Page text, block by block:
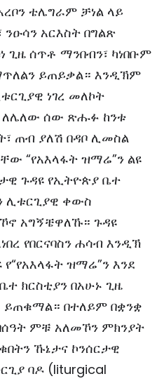
ቴሌግራም ቻነል ላይ
አርእስት በግልጽ
ሰጥቶ ማንበብን፣ ካነበቡም
ይጠይቃል። እንዲኽም
ነገረ መለኮት
ለሌለው ሰው ጽሑፉ ከንቱ
ጠብ ያለሽ በዳቦ ሊመስል
“የአእላፋት ዝማሬ”ን ልዩ
ጉዳዩ የኢትዮጵያ ቤተ
ሊቱርጊያዊ ቀውስ
አግኝቼዋለኹ። ጉዳዩ
የበርናባስን ሐሳብ እንዲኽ
ዝማሬ”ን እንደ
ክርስቲያን በአሁኑ ጊዜ
በተለይም በቋንቋ
ምቹ አለመኾን ምክንያት
ኹኔታና ኮንሰርታዊ
ባዶ (liturgical